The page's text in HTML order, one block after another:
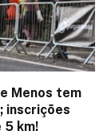
Menos tem
inscrições
5 km!